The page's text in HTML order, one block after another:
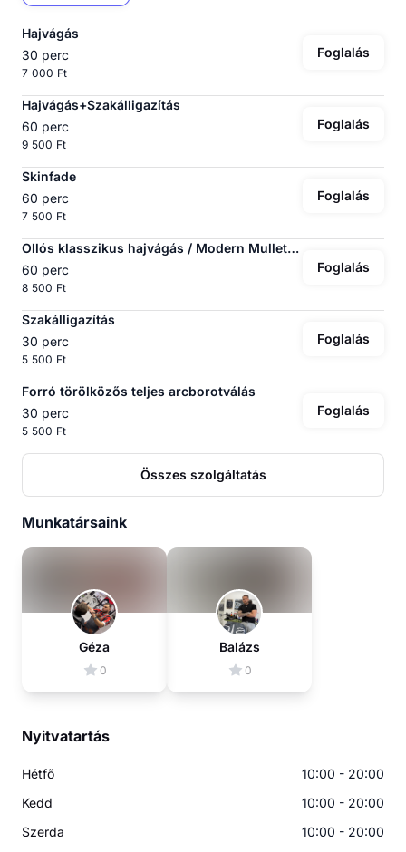
Hajvágás
30 perc
7 000 Ft
Foglalás
Hajvágás+Szakálligazítás
60 perc
9 500 Ft
Foglalás
Skinfade
60 perc
7 500 Ft
Foglalás
Ollós klasszikus hajvágás / Modern Mullet/Mullet fazon
60 perc
8 500 Ft
Foglalás
Szakálligazítás
30 perc
5 500 Ft
Foglalás
Forró törölközős teljes arcborotválás
30 perc
5 500 Ft
Foglalás
Összes szolgáltatás
Munkatársaink
Géza
0
Balázs
0
Nyitvatartás
Hétfő
10:00 - 20:00
Kedd
10:00 - 20:00
Szerda
10:00 - 20:00